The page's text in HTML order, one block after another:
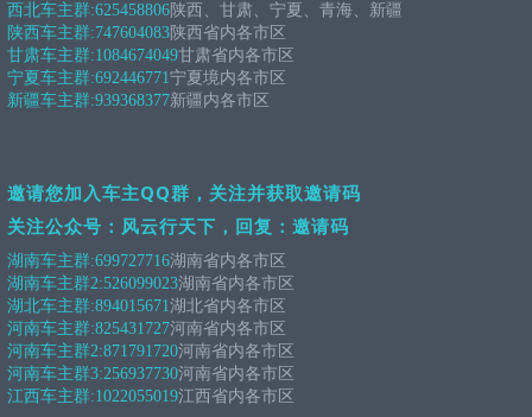
西北车主群:625458806陕西、甘肃、宁夏、青海、新疆
陕西车主群:747604083陕西省内各市区
甘肃车主群:1084674049甘肃省内各市区
宁夏车主群:692446771宁夏境内各市区
新疆车主群:939368377新疆内各市区
邀请您加入车主QQ群，关注并获取邀请码
关注公众号：风云行天下，回复：邀请码
湖南车主群:699727716湖南省内各市区
湖南车主群2:526099023湖南省内各市区
湖北车主群:894015671湖北省内各市区
河南车主群:825431727河南省内各市区
河南车主群2:871791720河南省内各市区
河南车主群3:256937730河南省内各市区
江西车主群:1022055019江西省内各市区